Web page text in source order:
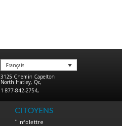
Français
3125 Chemin Capelton
North Hatley, Qc,
1 877-842-2754,
CITOYENS
Infolettre